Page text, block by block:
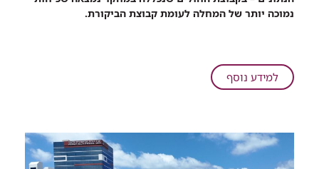
לבעלי
סיכון
בסרטן,
נמצאה
נמוכה יותר של המחלה לעומת קבוצת הביקורת.
למידע נוסףעל
מחקר
בחולים
שנחשבו